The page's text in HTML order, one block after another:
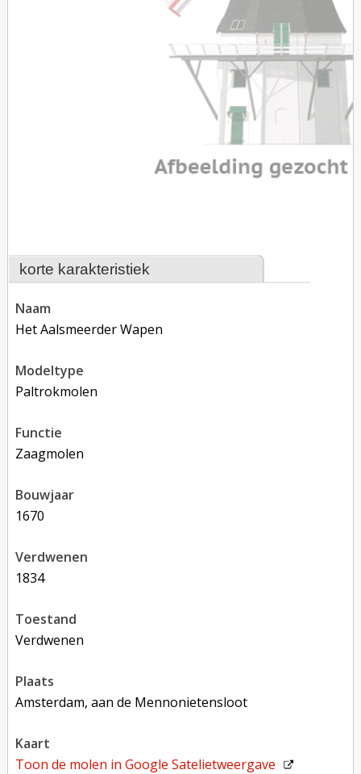
korte karakteristiek
naam
Het Aalsmeerder Wapen
modeltype
Paltrokmolen
functie
zaagmolen
bouwjaar
1670
verdwenen
1834
toestand
verdwenen
plaats
Amsterdam, aan de Mennonietensloot
kaart
Toon de molen inGoogle Satelietweergave